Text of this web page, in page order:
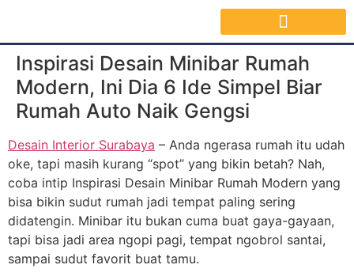
Inspirasi Desain Minibar Rumah
Modern, Ini Dia 6 Ide Simpel Biar
Rumah Auto Naik Gengsi
Desain Interior Surabaya – Anda ngerasa rumah itu udah
oke, tapi masih kurang “spot” yang bikin betah? Nah,
coba intip Inspirasi Desain Minibar Rumah Modern yang
bisa bikin sudut rumah jadi tempat paling sering
didatengin. Minibar itu bukan cuma buat gaya-gayaan,
tapi bisa jadi area ngopi pagi, tempat ngobrol santai,
sampai sudut favorit buat tamu.